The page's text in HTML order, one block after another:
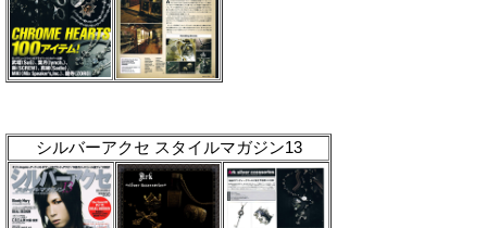
シルバーアクセ スタイルマガジン13